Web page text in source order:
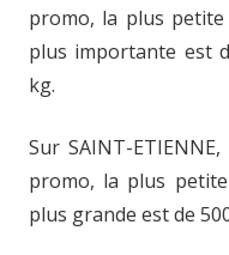
promo, la plus
plus importante est
kg.
Sur SAINT-
promo, la plus
plus grande est de